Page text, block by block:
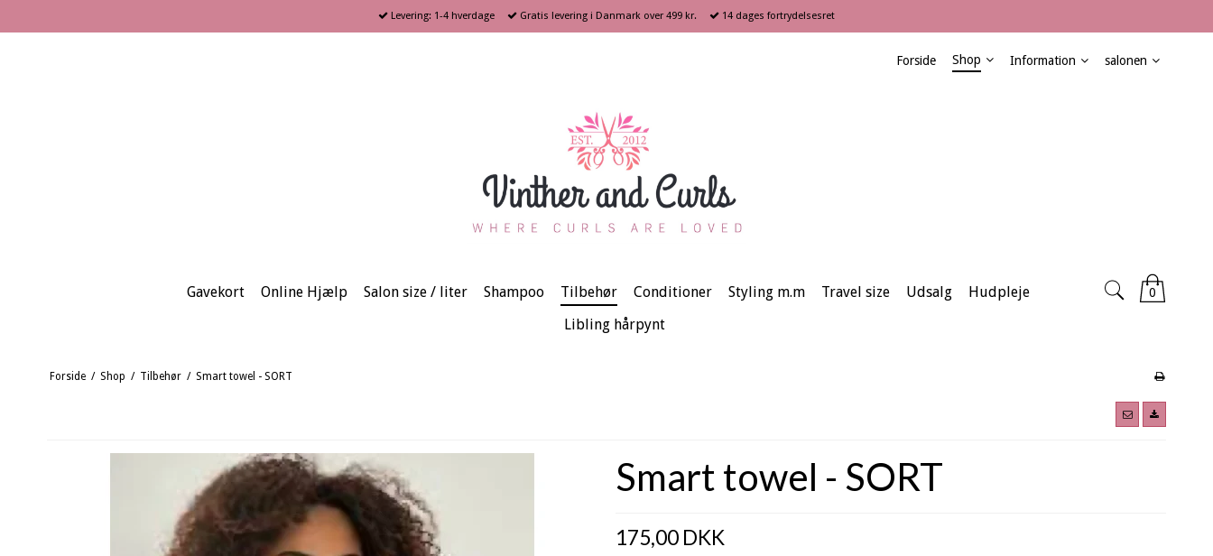
Levering: 1-4 hverdage Gratis levering i Danmark over 499 kr. 14 dages fortrydelsesret
Forside Shop Information salonen
0
Gavekort Online Hjælp Salon size / liter Shampoo Tilbehør Conditioner Styling m.m Travel size Udsalg
Hudpleje
Libling hårpynt
Forside / Shop / Tilbehør / Smart towel - SORT
Smart towel - SORT
175,00 DKK